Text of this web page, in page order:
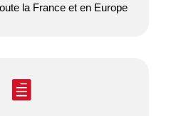
la France et en Europe
